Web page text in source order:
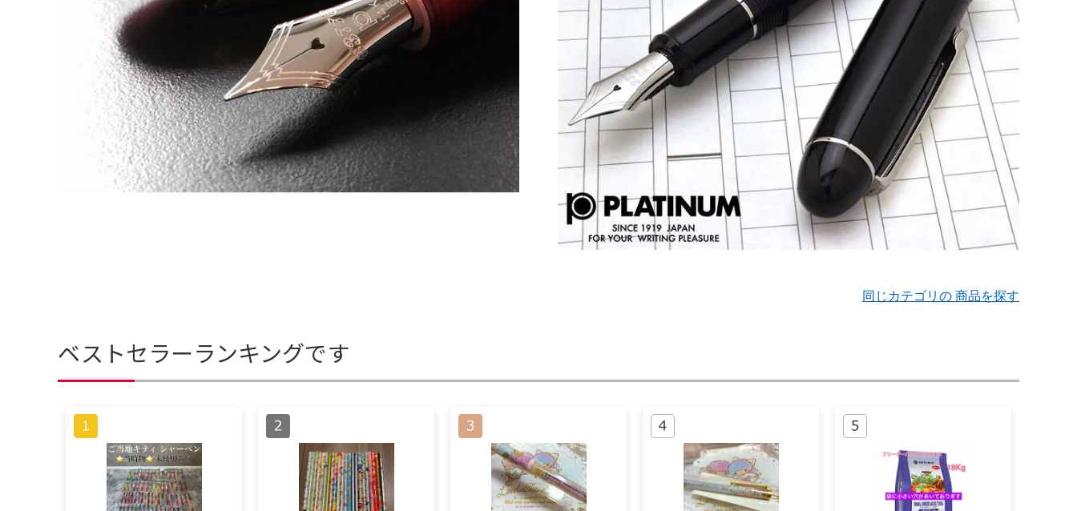
同じカテゴリの 商品を探す
ベストセラーランキングです